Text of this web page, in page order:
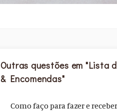
Outras questões em "Lista
& Encomendas"
Como faço para fazer e